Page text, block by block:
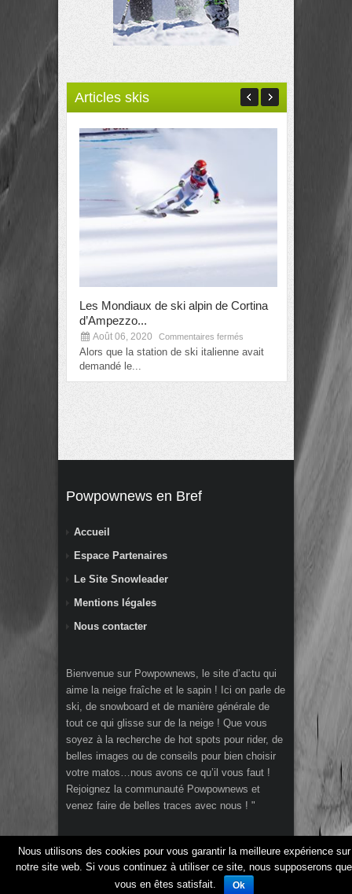
Articles skis
Les Mondiaux de ski alpin de Cortina
d’Ampezzo...
Août 06, 2020 Commentaires fermés
Alors que la station de ski italienne avait
demandé le...
Powpownews en Bref
Accueil
Espace Partenaires
Le Site Snowleader
Mentions légales
Nous contacter
Bienvenue sur Powpownews, le site d’actu qui
aime la neige fraîche et le sapin ! Ici on parle de
ski, de snowboard et de manière générale de
tout ce qui glisse sur de la neige ! Que vous
soyez à la recherche de hot spots pour rider, de
belles images ou de conseils pour bien choisir
votre matos…nous avons ce qu’il vous faut !
Rejoignez la communauté Powpownews et
venez faire de belles traces avec nous ! "
Copyright 2014 Powpownews.fr le webzine de la
glisse par Snowleader.com
Nous utilisons des cookies pour vous garantir la meilleure expérience sur
notre site web. Si vous continuez à utiliser ce site, nous supposerons que
vous en êtes satisfait.
Ok